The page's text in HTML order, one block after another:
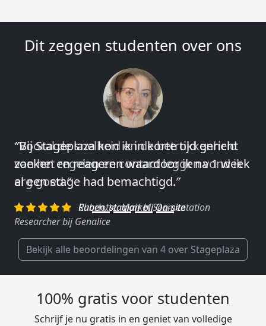
Dit zeggen studenten over ons
″Vooral de snelheid en de betrokkenheid
van het regelen en contact leggen vond ik
erg goed.″
Charlotte, Market Segmentation
Researcher bij Genalice
Bekijk alle beoordelingen van 4 over Stageplaza
100% gratis voor studenten
Schrijf je nu gratis in en geniet van volledige